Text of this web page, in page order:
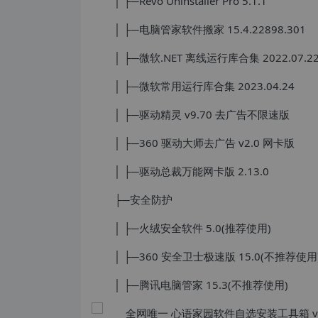
│ ├─电脑管家软件搬家 15.4.22898.301
│ ├─微软.NET 离线运行库合集
│ ├─微软常用运行库合集 2023.04.24
│ ├─驱动精灵 v9.70 去广告不限速版
│ ├─360 驱动大师去广告 v2.0 网卡版
│ ├─驱动总裁万能网卡版 2.13.0
├─安全防护
│ ├─火绒安全软件 5.0(推荐使用)
│ ├─360 安全卫士极速版 15.0(不推荐使
│ ├─腾讯电脑管家 15.3(不推荐使用)